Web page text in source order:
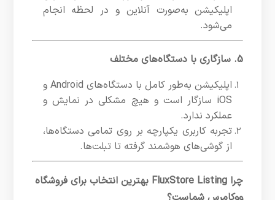
اپلیکیشن به‌صورت آنلاین و در لحظه انجام
می‌شود.
5. سازگاری با دستگاه‌های مختلف
اپلیکیشن به‌طور کامل با دستگاه‌های Android و
iOS سازگار است و هیچ مشکلی در نمایش و
عملکرد ندارد.
تجربه کاربری یکپارچه بر روی تمامی دستگاه‌ها،
از گوشی‌های هوشمند گرفته تا تبلت‌ها.
چرا FluxStore Listing بهترین انتخاب برای فروشگاه